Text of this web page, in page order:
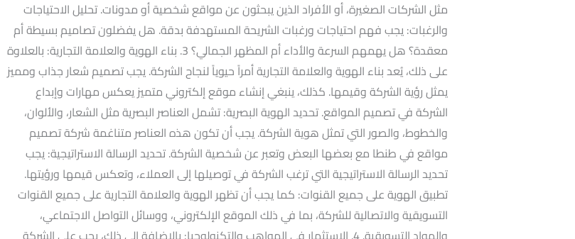
مثل الشركات الصغيرة، أو الأفراد الذين يبحثون عن مواقع شخصية أو مدونات. تحليل الاحتياجات
والرغبات: يجب فهم احتياجات ورغبات الشريحة المستهدفة بدقة. هل يفضلون تصاميم بسيطة أم
معقدة؟ هل يهمهم السرعة والأداء أم المظهر الجمالي؟ 3. بناء الهوية والعلامة التجارية: بالعلاوة
على ذلك، يُعد بناء الهوية والعلامة التجارية أمراً حيوياً لنجاح الشركة. يجب تصميم شعار جذاب ومميز
يمثل رؤية الشركة وقيمها. كذلك، ينبغي إنشاء موقع إلكتروني متميز يعكس مهارات وإبداع
الشركة في تصميم المواقع. تحديد الهوية البصرية: تشمل العناصر البصرية مثل الشعار، والألوان،
والخطوط، والصور التي تمثل هوية الشركة. يجب أن تكون هذه العناصر متناغمة شركة تصميم
مواقع في طنطا مع بعضها البعض وتعبر عن شخصية الشركة. تحديد الرسالة الاستراتيجية: يجب
تحديد الرسالة الاستراتيجية التي ترغب الشركة في توصيلها إلى العملاء، وتعكس قيمها ورؤيتها.
تطبيق الهوية على جميع القنوات: كما يجب أن تظهر الهوية والعلامة التجارية على جميع القنوات
التسويقية والاتصالية للشركة، بما في ذلك الموقع الإلكتروني، ووسائل التواصل الاجتماعي،